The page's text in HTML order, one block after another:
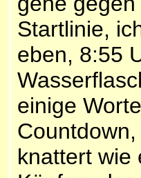
Startlinie,
eben, 8:55
einige
knattert wie